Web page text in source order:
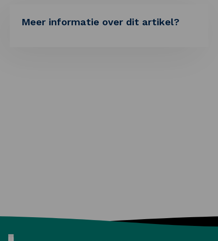
Meer informatie over dit artikel?